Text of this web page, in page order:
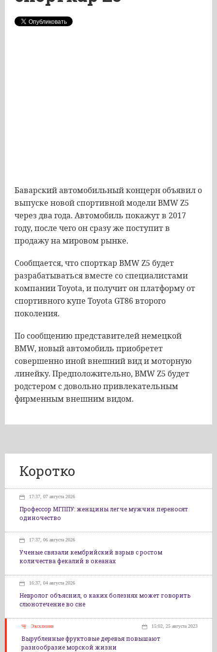
Баварский автомобильный концерн объявил о
выпуске новой спортивной модели BMW Z5
через два года. Автомобиль покажут в 2017
году, после чего он сразу же поступит в
продажу на мировом рынке.
Сообщается, что спорткар BMW Z5 будет
разрабатываться вместе со специалистами
компании Toyota, и получит он платформу от
спортивного купе Toyota GT86 второго
поколения.
По сообщению представителей немецкой
BMW, новый автомобиль приобретет
совершенно иной внешний вид и моторную
линейку. Предположительно, BMW Z5 будет
родстером с довольно привлекательным
фирменным внешним видом.
Коротко
17:37, 07 августа 2026
Профессор МГППУ: женщины легче мужчин переносят
одиночество
17:37, 06 августа 2026
Ученые связали кембрийский взрыв с ростом
количества фекалий в океанах
16:37, 04 августа 2026
Невролог объяснил, о каких болезнях может говорить
слюнотечение во сне
Эксклюзив 15:02, 25 августа 2023
Вырубленные фруктовые деревья повышают
разнообразие морской жизни